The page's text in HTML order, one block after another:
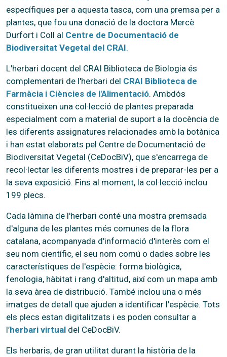
específiques per a aquesta tasca, com una premsa per a
plantes, que fou una donació de la doctora Mercè
Durfort i Coll al Centre de Documentació de
Biodiversitat Vegetal del CRAI.
L'herbari docent del CRAI Biblioteca de Biologia és
complementari de l'herbari del CRAI Biblioteca de
Farmàcia i Ciències de l'Alimentació. Ambdós
constitueixen una col·lecció de plantes preparada
especialment com a material de suport a la docència de
les diferents assignatures relacionades amb la botànica
i han estat elaborats pel Centre de Documentació de
Biodiversitat Vegetal (CeDocBiV), que s'encarrega de
recol·lectar les diferents mostres i de preparar-les per a
la seva exposició. Fins al moment, la col·lecció inclou
199 plecs.
Cada làmina de l'herbari conté una mostra premsada
d'alguna de les plantes més comunes de la flora
catalana, acompanyada d'informació d'interès com el
seu nom científic, el seu nom comú o dades sobre les
característiques de l'espècie: forma biològica,
fenologia, hàbitat i rang d'altitud, així com un mapa amb
la seva àrea de distribució. També inclou una o més
imatges de detall que ajuden a identificar l'espècie. Tots
els plecs estan digitalitzats i es poden consultar a
l’herbari virtual del CeDocBiV.
Els herbaris, de gran utilitat durant la història de la